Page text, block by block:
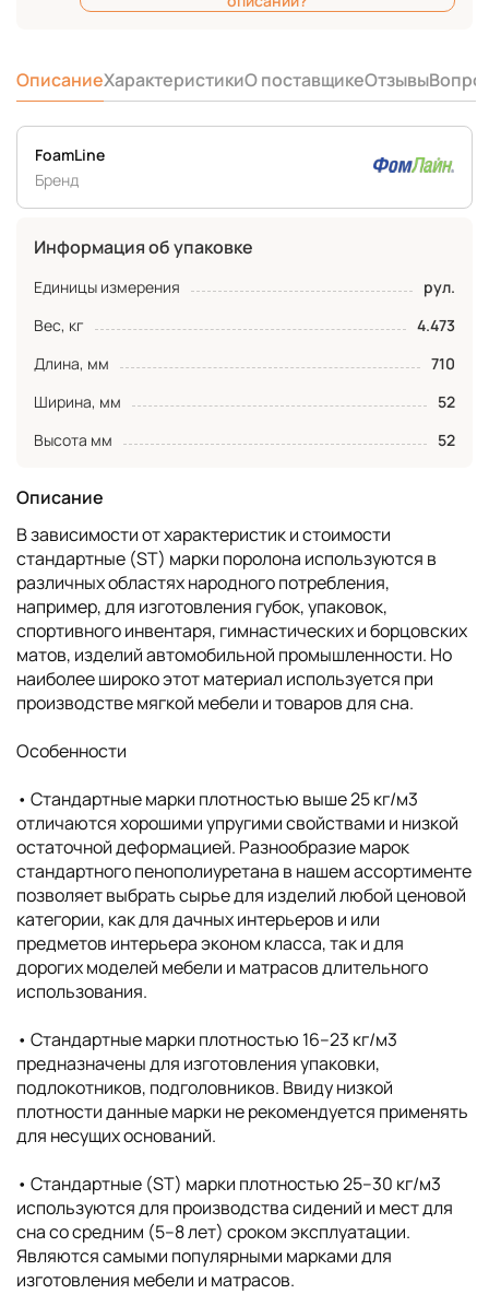
ОписаниеХарактеристикиО поставщикеОтзывы
Описание
В зависимости от характеристик и стоимости
стандартные (ST) марки поролона используются в
различных областях народного потребления,
например, для изготовления губок, упаковок,
спортивного инвентаря, гимнастических и борцовских
матов, изделий автомобильной промышленности. Но
наиболее широко этот материал используется при
производстве мягкой мебели и товаров для сна.
Особенности
• Cтандартные марки плотностью выше 25 кг/м3
отличаются хорошими упругими свойствами и низкой
остаточной деформацией. Разнообразие марок
стандартного пенополиуретана в нашем ассортименте
позволяет выбрать сырье для изделий любой ценовой
категории, как для дачных интерьеров и или
предметов интерьера эконом класса, так и для
дорогих моделей мебели и матрасов длительного
использования.
• Cтандартные марки плотностью 16–23 кг/м3
предназначены для изготовления упаковки,
подлокотников, подголовников. Ввиду низкой
плотности данные марки не рекомендуется применять
для несущих оснований.
• Стандартные (ST) марки плотностью 25–30 кг/м3
используются для производства сидений и мест для
сна со средним (5–8 лет) сроком эксплуатации.
Являются самыми популярными марками для
изготовления мебели и матрасов.
FoamLine
Бренд
Информация об упаковке
Единицы измерения
рул.
Вес, кг
4.473
Длина, мм
710
Ширина, мм
52
Высота мм
52